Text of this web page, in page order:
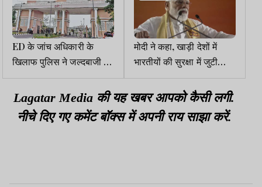
ED के जांच अधिकारी के
खिलाफ पुलिस ने जल्दबाजी में
कार्रवाई की, पढ़ें हाईकोर्ट ने
आदेश में क्या कहा..
मोदी ने कहा, खाड़ी देशों में
भारतीयों की सुरक्षा में जुटी
सरकार, कांग्रेस जंग में
राजनीति ढूंढ़ रही
Lagatar Media की यह खबर आपको कैसी लगी.
नीचे दिए गए कमेंट बॉक्स में अपनी राय साझा करें.